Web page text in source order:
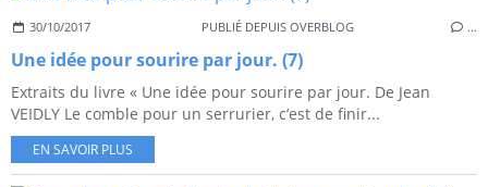
30/10/2017 PUBLIÉ DEPUIS OVERBLOG …
Une idée pour sourire par jour. (7)
Extraits du livre « Une idée pour sourire par jour. De Jean
VEIDLY Le comble pour un serrurier, c’est de finir...
EN SAVOIR PLUS